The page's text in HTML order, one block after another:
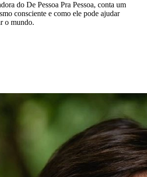
do De Pessoa Pra Pessoa, conta um
consciente e como ele pode ajudar
o mundo.